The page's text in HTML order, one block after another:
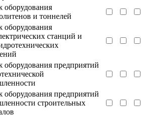
и тоннелей
станций и
предприятий
предприятий
строительных